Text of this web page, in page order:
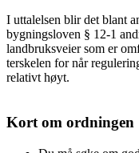
I uttalelsen blir det blant
bygningsloven § 12-1
landbruksveier som er
terskelen for når
relativt høyt.
Kort om ordningen